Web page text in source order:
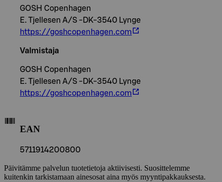
GOSH Copenhagen
E. Tjellesen A/S -DK-3540 Lynge
https://goshcopenhagen.com
Valmistaja
GOSH Copenhagen
E. Tjellesen A/S -DK-3540 Lynge
https://goshcopenhagen.com
EAN
5711914200800
Päivitämme palvelun tuotetietoja aktiivisesti. Suosittelemme
kuitenkin tarkistamaan ainesosat aina myös myyntipakkauksesta.